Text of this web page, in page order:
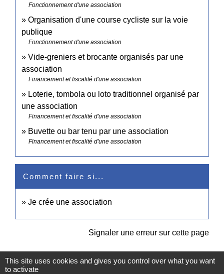
Fonctionnement d'une association
Organisation d'une course cycliste sur la voie
publique
Fonctionnement d'une association
Vide-greniers et brocante organisés par une
association
Financement et fiscalité d'une association
Loterie, tombola ou loto traditionnel organisé par
une association
Financement et fiscalité d'une association
Buvette ou bar tenu par une association
Financement et fiscalité d'une association
Comment faire si...
Je crée une association
Signaler une erreur sur cette page
This site uses cookies and gives you control over what you want
to activate